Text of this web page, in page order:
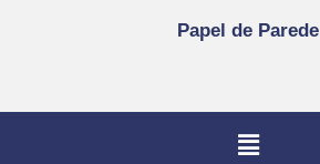
Papel de Parede